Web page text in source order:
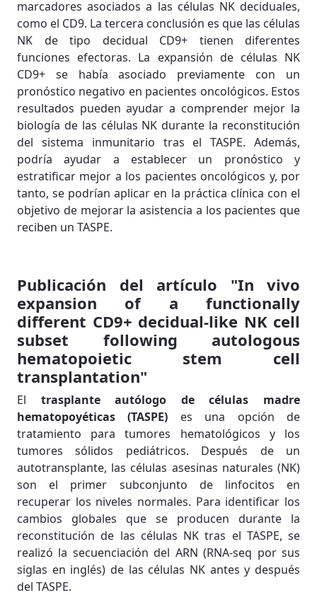
marcadores asociados a las células NK deciduales,
como el CD9. La tercera conclusión es que las células
NK de tipo decidual CD9+ tienen diferentes
funciones efectoras. La expansión de células NK
CD9+ se había asociado previamente con un
pronóstico negativo en pacientes oncológicos. Estos
resultados pueden ayudar a comprender mejor la
biología de las células NK durante la reconstitución
del sistema inmunitario tras el TASPE. Además,
podría ayudar a establecer un pronóstico y
estratificar mejor a los pacientes oncológicos y, por
tanto, se podrían aplicar en la práctica clínica con el
objetivo de mejorar la asistencia a los pacientes que
reciben un TASPE.
Publicación del artículo "In vivo
expansion of a functionally
different CD9+ decidual-like NK cell
subset following autologous
hematopoietic stem cell
transplantation"
El trasplante autólogo de células madre
hematopoyéticas (TASPE) es una opción de
tratamiento para tumores hematológicos y los
tumores sólidos pediátricos. Después de un
autotransplante, las células asesinas naturales (NK)
son el primer subconjunto de linfocitos en
recuperar los niveles normales. Para identificar los
cambios globales que se producen durante la
reconstitución de las células NK tras el TASPE, se
realizó la secuenciación del ARN (RNA-seq por sus
siglas en inglés) de las células NK antes y después
del TASPE.